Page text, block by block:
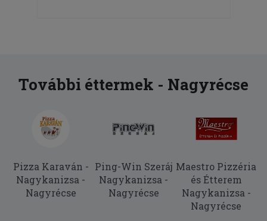
További éttermek - Nagyrécse
Pizza Karaván -
Nagykanizsa -
Nagyrécse
Ping-Win Szeráj
Nagykanizsa -
Nagyrécse
Maestro Pizzéria
és Étterem
Nagykanizsa -
Nagyrécse